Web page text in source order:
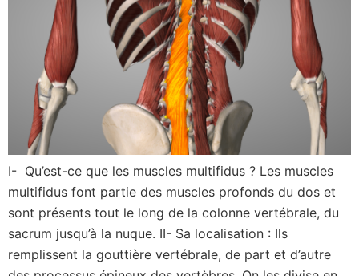
I- Qu’est-ce que les muscles multifidus ? Les muscles
multifidus font partie des muscles profonds du dos et
sont présents tout le long de la colonne vertébrale, du
sacrum jusqu’à la nuque. II- Sa localisation : Ils
remplissent la gouttière vertébrale, de part et d’autre